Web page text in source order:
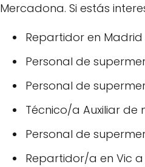
Mercadona. Si estás
Repartidor en
Personal de
Personal de
Técnico/a Auxiliar
Personal de
Repartidor/a en Vic